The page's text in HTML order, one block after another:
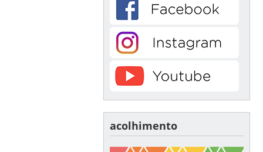
acolhimento